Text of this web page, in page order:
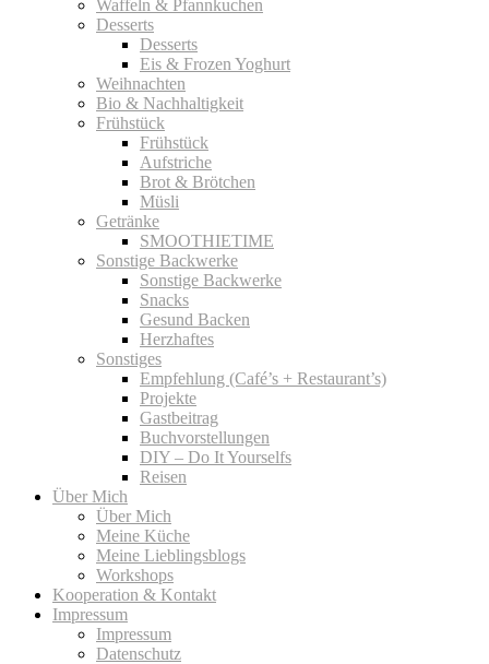
Waffeln & Pfannkuchen
Desserts
Desserts
Eis & Frozen Yoghurt
Weihnachten
Bio & Nachhaltigkeit
Frühstück
Frühstück
Aufstriche
Brot & Brötchen
Müsli
Getränke
SMOOTHIETIME
Sonstige Backwerke
Sonstige Backwerke
Snacks
Gesund Backen
Herzhaftes
Sonstiges
Empfehlung (Café’s + Restaurant’s)
Projekte
Gastbeitrag
Buchvorstellungen
DIY – Do It Yourselfs
Reisen
Über Mich
Über Mich
Meine Küche
Meine Lieblingsblogs
Workshops
Kooperation & Kontakt
Impressum
Impressum
Datenschutz